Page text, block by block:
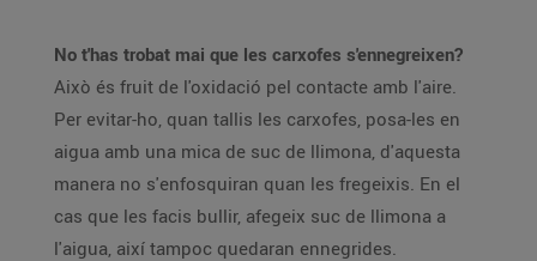
No t'has trobat mai que les carxofes s'ennegreixen?
Això és fruit de l'oxidació pel contacte amb l'aire.
Per evitar-ho, quan tallis les carxofes, posa-les en
aigua amb una mica de suc de llimona, d'aquesta
manera no s'enfosquiran quan les fregeixis. En el
cas que les facis bullir, afegeix suc de llimona a
l'aigua, així tampoc quedaran ennegrides.